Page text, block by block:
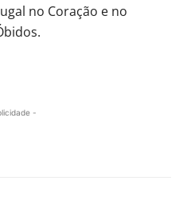
no Coração e no
-